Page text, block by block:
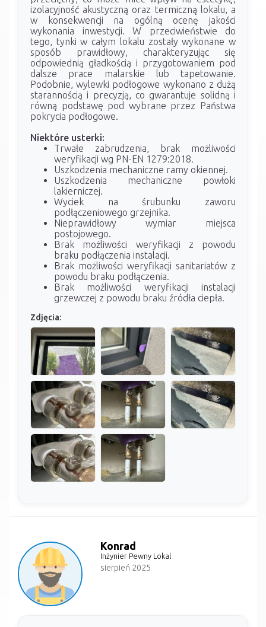
izolacyjność akustyczną oraz termiczną lokalu, a
w konsekwencji na ogólną ocenę jakości
wykonania inwestycji. W przeciwieństwie do
tego, tynki w całym lokalu zostały wykonane w
sposób prawidłowy, charakteryzując się
odpowiednią gładkością i przygotowaniem pod
dalsze prace malarskie lub tapetowanie.
Podobnie, wylewki podłogowe wykonano z dużą
starannością i precyzją, co gwarantuje solidną i
równą podstawę pod wybrane przez Państwa
pokrycia podłogowe.
Niektóre usterki:
Trwałe zabrudzenia, brak możliwości
weryfikacji wg PN-EN 1279:2018.
Uszkodzenia mechaniczne ramy okiennej.
Uszkodzenia mechaniczne powłoki
lakierniczej.
Wyciek na śrubunku zaworu
podłączeniowego grzejnika.
Nieprawidłowy wymiar miejsca
postojowego.
Brak możliwości weryfikacji z powodu
braku podłączenia instalacji.
Brak możliwości weryfikacji sanitariatów z
powodu braku podłączenia.
Brak możliwości weryfikacji instalacji
grzewczej z powodu braku źródła ciepła.
Zdjęcia:
Konrad
Inżynier Pewny Lokal
sierpień 2025